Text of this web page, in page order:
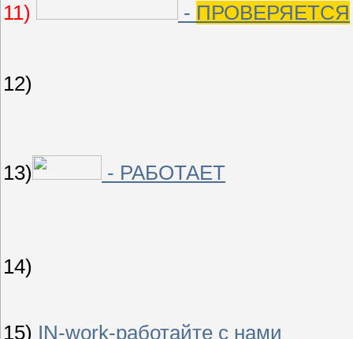
11) - ПРОВЕРЯЕТСЯ
12)
13) - РАБОТАЕТ
14)
15) IN-work-работайте с нами